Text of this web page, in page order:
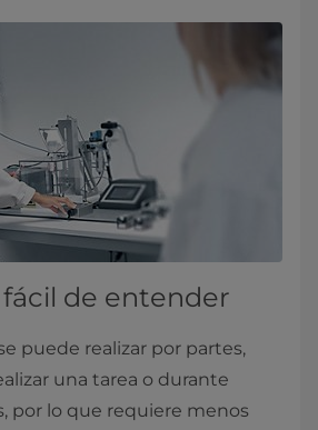
de entender
puede realizar por partes,
una tarea o durante
por lo que requiere menos